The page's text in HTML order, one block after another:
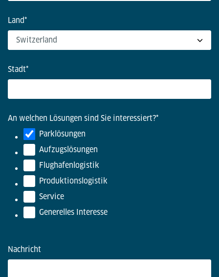
Land*
Stadt*
An welchen Lösungen sind Sie interessiert?*
Parklösungen
Aufzugslösungen
Flughafenlogistik
Produktionslogistik
Service
Generelles Interesse
Nachricht